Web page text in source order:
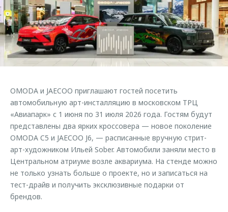
Страхование
Кредитный калькулятор
Аксессуары
Одежда и сувениры
Запчасти
Трейд-ин
Калькулятор трейд-ин
Клиентская поддержка
O&J Автоклуб
Клуб владельцев OMODA
Приложение O&J
Одежда и сувениры
Оригинальные аксессуары
Запчасти
Обратная связь
OMODA и JAECOO приглашают гостей посетить
автомобильную арт-инсталляцию в московском ТРЦ
«Авиапарк» с 1 июня по 31 июля 2026 года. Гостям будут
представлены два ярких кроссовера — новое поколение
OMODA C5 и JAECOO J6, — расписанные вручную стрит-
арт-художником Ильей Sober. Автомобили заняли место в
Центральном атриуме возле аквариума. На стенде можно
не только узнать больше о проекте, но и записаться на
тест-драйв и получить эксклюзивные подарки от
брендов.